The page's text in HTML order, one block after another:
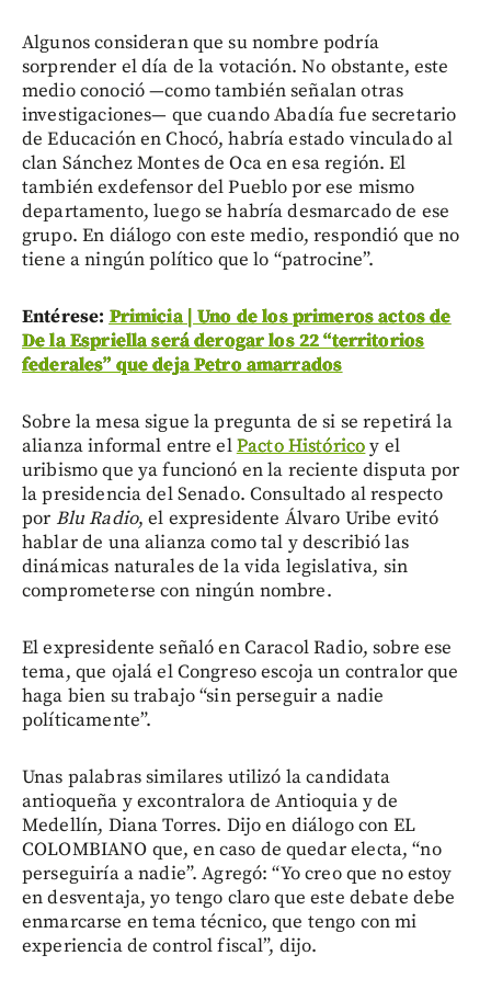
Algunos consideran que su nombre podría
sorprender el día de la votación. No obstante, este
medio conoció —como también señalan otras
investigaciones— que cuando Abadía fue secretario
de Educación en Chocó, habría estado vinculado al
clan Sánchez Montes de Oca en esa región. El
también exdefensor del Pueblo por ese mismo
departamento, luego se habría desmarcado de ese
grupo. En diálogo con este medio, respondió que no
tiene a ningún político que lo “patrocine”.
Entérese: Primicia | Uno de los primeros actos de
De la Espriella será derogar los 22 “territorios
federales” que deja Petro amarrados
Sobre la mesa sigue la pregunta de si se repetirá la
alianza informal entre elPacto Históricoy el
uribismo que ya funcionó en la reciente disputa por
la presidencia del Senado. Consultado al respecto
por Blu Radio, el expresidente Álvaro Uribe evitó
hablar de una alianza como tal y describió las
dinámicas naturales de la vida legislativa, sin
comprometerse con ningún nombre.
El expresidente señaló en Caracol Radio, sobre ese
tema, que ojalá el Congreso escoja un contralor que
haga bien su trabajo “sin perseguir a nadie
políticamente”.
Unas palabras similares utilizó la candidata
antioqueña y excontralora de Antioquia y de
Medellín, Diana Torres. Dijo en diálogo con EL
COLOMBIANO que, en caso de quedar electa, “no
perseguiría a nadie”. Agregó: “Yo creo que no estoy
en desventaja, yo tengo claro que este debate debe
enmarcarse en tema técnico, que tengo con mi
experiencia de control fiscal”, dijo.